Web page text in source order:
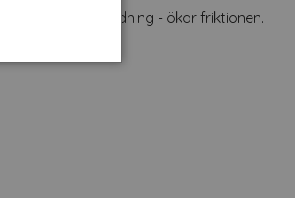
hindrar glidning - ökar friktionen.